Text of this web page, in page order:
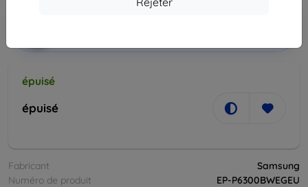
épuisé
épuisé
Fabricant
Samsung
Numéro de produit
EP-P6300BWEGEU